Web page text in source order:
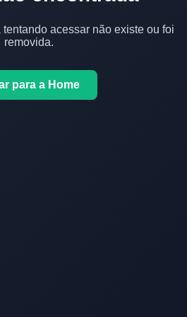
acessar não existe ou foi
removida.
para a Home